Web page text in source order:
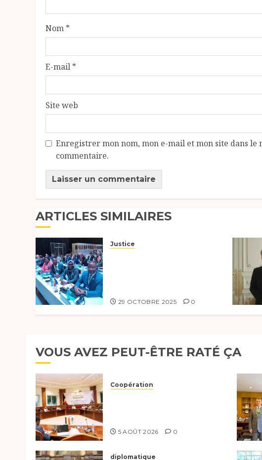
Nom *
E-mail *
Site web
Enregistrer mon nom, mon e-mail et mon site dans
commentaire.
ARTICLES SIMILAIRES
Justice
29 OCTOBRE 2025 0
VOUS AVEZ PEUT-ÊTRE RATÉ ÇA
Coopération
5 AOÛT 2026 0
diplomatique